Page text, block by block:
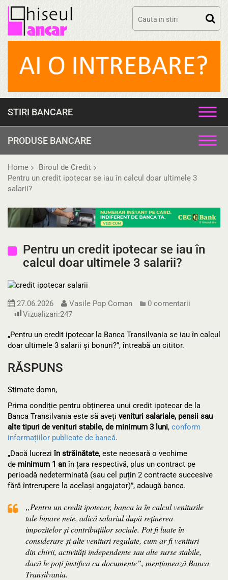
Skip
STIRI BANCARE
PRODUSE BANCARE
Home
Biroul de Credit
Pentru un credit ipotecar se iau în calcul doar ultimele 3
salarii?
Pentru un credit ipotecar se iau în
calcul doar ultimele 3 salarii?
27.06.2026 Vasile Pop Coman
0 comentarii
Vizualizari:247
„Pentru un credit ipotecar la Banca Transilvania se iau în calcul
doar ultimele 3 salarii și bonuri?”, întreabă un cititor.
RĂSPUNS
Stimate domn,
Prima condiție pentru obținerea unui credit ipotecar de la
Banca Transilvania este să aveți venituri salariale, pensii sau
alte tipuri de venituri stabile, de minimum 3 luni, conform
informațiilor publicate de bancă.
„Dacă lucreziîn străinătate, este necesară o vechime
de minimum 1 anîn țara respectivă, plus un contract pe
perioadă nedeterminată (sau cel puțin 2 contracte succesive
fără întrerupere la același angajator)”, adaugă banca.
„Pentru un credit ipotecar, banca ia în calcul veniturile
tale lunare nete, adică salariul după reținerea
impozitelor și contribuțiilor sociale. Pot fi luate în
considerare și alte venituri regulate, cum ar fi venituri
din chirii, activități independente sau alte surse stabile,
dacă le poți justifica cu documente”, menționează Banca
Transilvania.